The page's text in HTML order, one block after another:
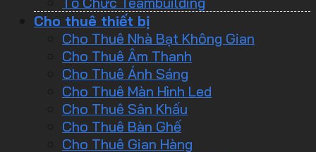
Cho thuê thiết bị
Cho Thuê Nhà Bạt Không Gian
Cho Thuê Âm Thanh
Cho Thuê Ánh Sáng
Cho Thuê Màn Hình Led
Cho Thuê Sân Khấu
Cho Thuê Bàn Ghế
Cho Thuê Gian Hàng